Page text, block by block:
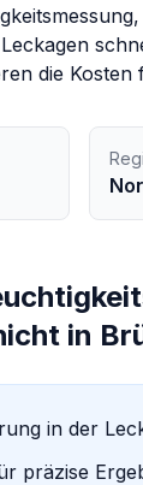
die Kosten
in
in der
präzise